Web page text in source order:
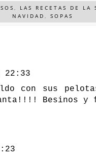
LAS RECETAS DE LA
NAVIDAD
,SOPAS
22:33
con sus
Besinos